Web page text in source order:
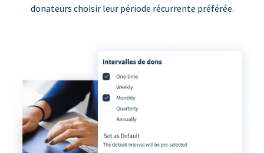
donateurs choisir leur période récurrente préférée.